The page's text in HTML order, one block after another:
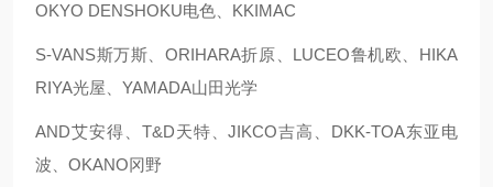
OKYO DENSHOKU电色、KKIMAC
S-VANS斯万斯、ORIHARA折原、LUCEO鲁机欧、HIKA
RIYA光屋、YAMADA山田光学
AND艾安得、T&D天特、JIKCO吉高、DKK-TOA东亚电
波、OKANO冈野